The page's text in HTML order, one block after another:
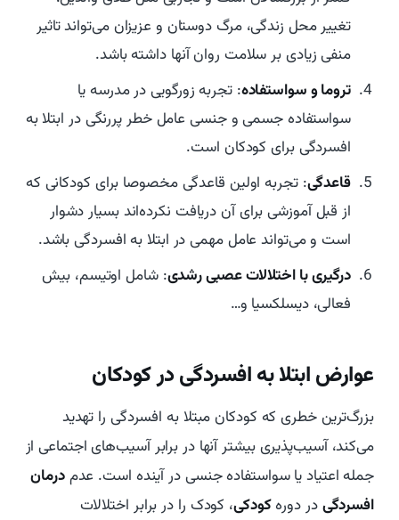
تغییر محل زندگی، مرگ دوستان و عزیزان می‌تواند تاثیر
منفی زیادی بر سلامت روان آنها داشته باشد.
تروما و سواستفاده: تجربه زورگویی در مدرسه یا
سواستفاده جسمی و جنسی عامل خطر پررنگی در ابتلا به
افسردگی برای کودکان است.
قاعدگی: تجربه اولین قاعدگی مخصوصا برای کودکانی که
از قبل آموزشی برای آن دریافت نکرده‌اند بسیار دشوار
است و می‌تواند عامل مهمی در ابتلا به افسردگی باشد.
درگیری با اختلالات عصبی رشدی: شامل اوتیسم، بیش
فعالی، دیسلکسیا و…
عوارض ابتلا به افسردگی در کودکان
بزرگ‌ترین خطری که کودکان مبتلا به افسردگی را تهدید
می‌کند، آسیب‌پذیری بیشتر آنها در برابر آسیب‌های اجتماعی از
جمله اعتیاد یا سواستفاده جنسی در آینده است. عدمدرمان
افسردگیدر دورهکودکی، کودک را در برابر اختلالات